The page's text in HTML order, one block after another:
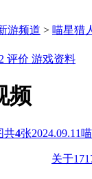
游频道 > 喵星猎
2 评价 游戏资料
频
共4张2024.09.11
关于